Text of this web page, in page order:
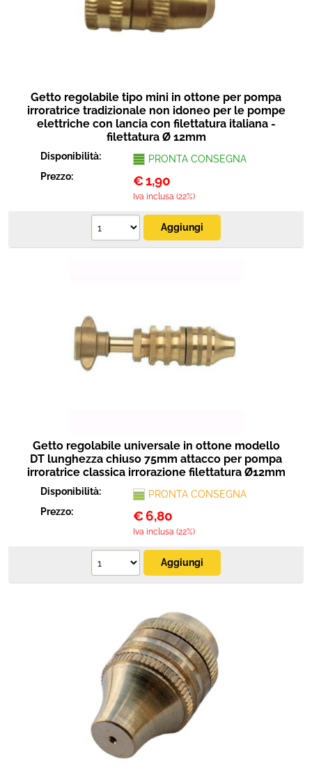
Getto regolabile tipo mini in ottone per pompa
irroratrice tradizionale non idoneo per le pompe
elettriche con lancia con filettatura italiana -
filettatura Ø 12mm
Disponibilità:
PRONTA CONSEGNA
Prezzo:
€1,90
Iva inclusa (22%)
Getto regolabile universale in ottone modello
DT lunghezza chiuso 75mm attacco per pompa
irroratrice classica irrorazione filettatura Ø12mm
Disponibilità:
PRONTA CONSEGNA
Prezzo:
€6,80
Iva inclusa (22%)